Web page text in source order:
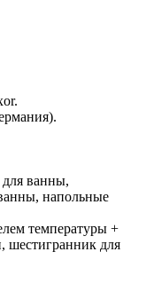
ванны,
напольные
температуры +
шестигранник для